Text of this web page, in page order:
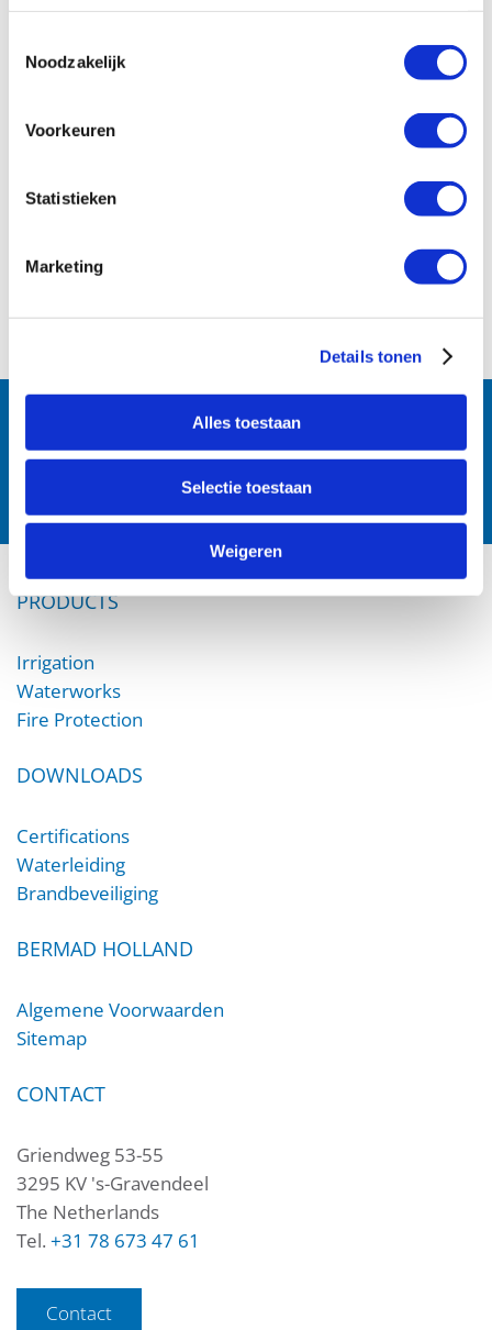
Noodzakelijk
Voorkeuren
Statistieken
Marketing
Details tonen
Alles toestaan
Selectie toestaan
Weigeren
Follow us:
PRODUCTS
Irrigation
Waterworks
Fire Protection
DOWNLOADS
Certifications
Waterleiding
Brandbeveiliging
BERMAD HOLLAND
Algemene Voorwaarden
Sitemap
CONTACT
Griendweg 53-55
3295 KV 's-Gravendeel
The Netherlands
Tel. +31 78 673 47 61
Contact